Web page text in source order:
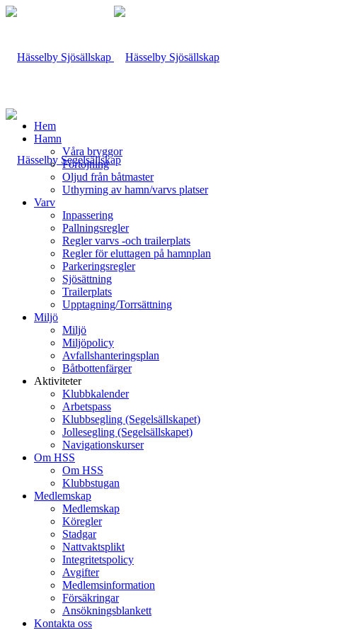
Hem
Hamn
Våra bryggor
Förtöjning
Oljud från båtmaster
Uthyrning av hamn/varvs platser
Varv
Inpassering
Pallningsregler
Regler varvs -och trailerplats
Regler för eluttagen på hamnplan
Parkeringsregler
Sjösättning
Trailerplats
Upptagning/Torrsättning
Miljö
Miljö
Miljöpolicy
Avfallshanteringsplan
Båtbottenfärger
Aktiviteter
Klubbkalender
Arbetspass
Klubbsegling (Segelsällskapet)
Jollesegling (Segelsällskapet)
Navigationskurser
Om HSS
Om HSS
Klubbstugan
Medlemskap
Medlemskap
Köregler
Stadgar
Nattvaktsplikt
Integritetspolicy
Avgifter
Medlemsinformation
Försäkringar
Ansökningsblankett
Kontakta oss